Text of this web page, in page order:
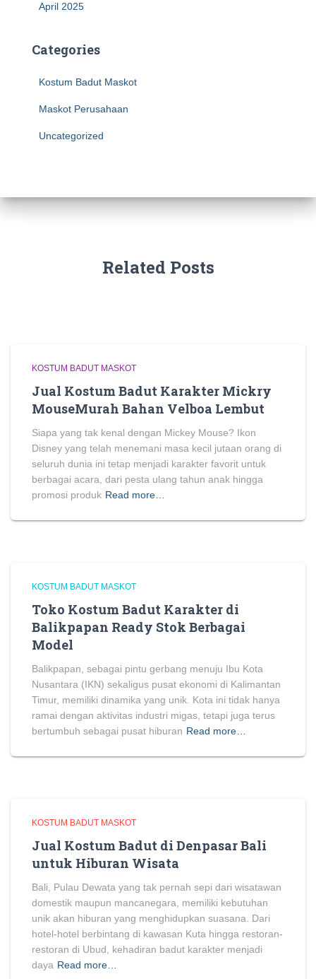
April 2025
Categories
Kostum Badut Maskot
Maskot Perusahaan
Uncategorized
Related Posts
KOSTUM BADUT MASKOT
Jual Kostum Badut Karakter Mickry
MouseMurah Bahan Velboa Lembut
Siapa yang tak kenal dengan Mickey Mouse? Ikon
Disney yang telah menemani masa kecil jutaan orang di
seluruh dunia ini tetap menjadi karakter favorit untuk
berbagai acara, dari pesta ulang tahun anak hingga
promosi produk Read more…
KOSTUM BADUT MASKOT
Toko Kostum Badut Karakter di
Balikpapan Ready Stok Berbagai
Model
Balikpapan, sebagai pintu gerbang menuju Ibu Kota
Nusantara (IKN) sekaligus pusat ekonomi di Kalimantan
Timur, memiliki dinamika yang unik. Kota ini tidak hanya
ramai dengan aktivitas industri migas, tetapi juga terus
bertumbuh sebagai pusat hiburan Read more…
KOSTUM BADUT MASKOT
Jual Kostum Badut di Denpasar Bali
untuk Hiburan Wisata
Bali, Pulau Dewata yang tak pernah sepi dari wisatawan
domestik maupun mancanegara, memiliki kebutuhan
unik akan hiburan yang menghidupkan suasana. Dari
hotel-hotel berbintang di kawasan Kuta hingga restoran-
restoran di Ubud, kehadiran badut karakter menjadi
daya Read more…